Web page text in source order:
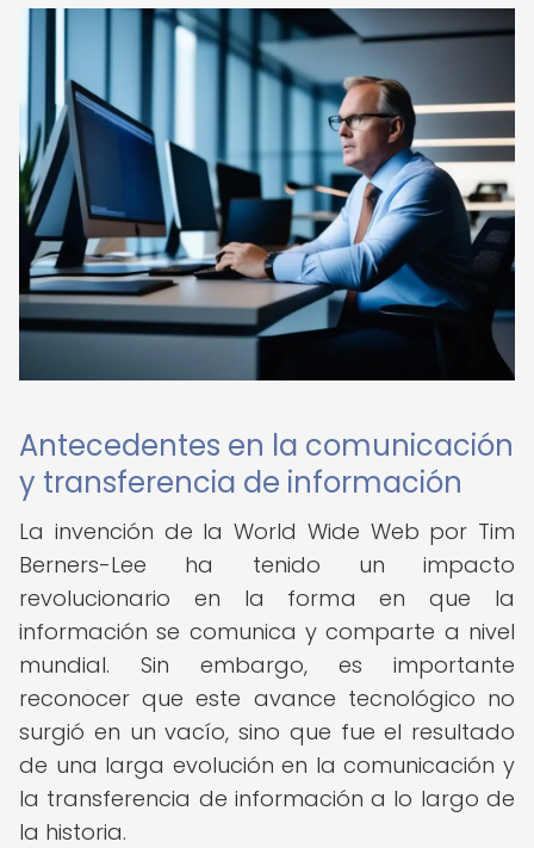
Antecedentes en la comunicación
y transferencia de información
La invención de la World Wide Web por Tim
Berners-Lee ha tenido un impacto
revolucionario en la forma en que la
información se comunica y comparte a nivel
mundial. Sin embargo, es importante
reconocer que este avance tecnológico no
surgió en un vacío, sino que fue el resultado
de una larga evolución en la comunicación y
la transferencia de información a lo largo de
la historia.